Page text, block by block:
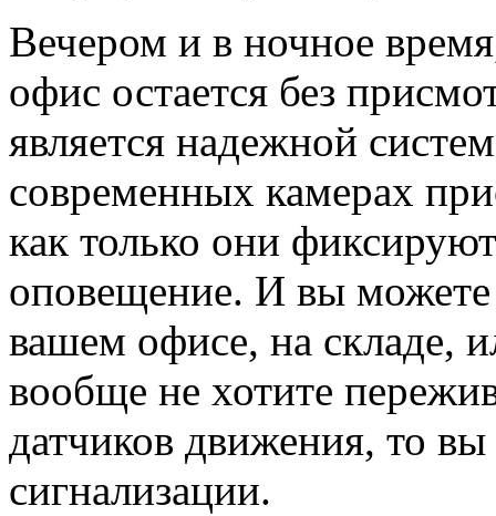
Вечером и в ночное
офис остается без
является надежной
современных камерах
как только они
оповещение. И вы можете
вашем офисе, на складе,
вообще не хотите
датчиков движения, то
сигнализации.